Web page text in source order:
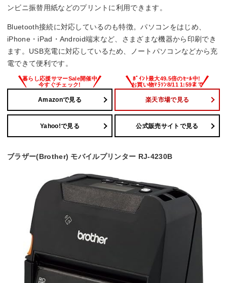
ンビニ振替用紙などのプリントに利用できます。
Bluetooth接続に対応しているのも特徴。パソコンをはじめ、
iPhone・iPad・Android端末など、さまざまな機器から印刷でき
ます。USB充電に対応しているため、ノートパソコンなどから充
電できて便利です。
Amazonで見る 楽天市場で見る
Yahoo!で見る 公式販売サイトで見る
ブラザー(Brother) モバイルプリンター RJ-4230B